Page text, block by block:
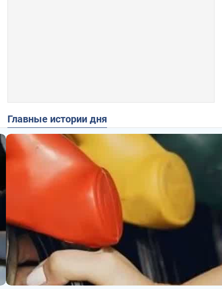
Главные истории дня